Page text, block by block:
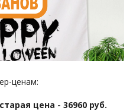
ценам:
цена - 36960 руб.